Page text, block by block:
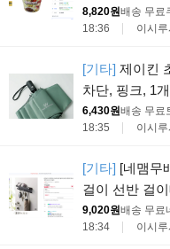
8,820원배송 무료
18:36
이시
[기타] 제이킨
차단, 핑크, 1개
6,430원배송 무료
18:35
이시
[기타] [네맴무
걸이 선반 걸
9,020원배송 무료
18:34
이시